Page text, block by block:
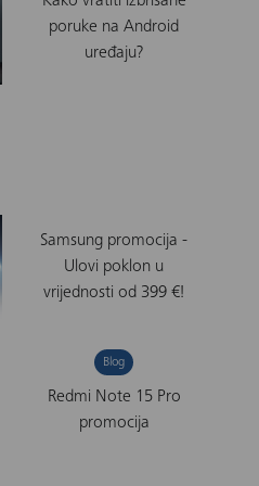
poruke na Android
uređaju?
Samsung promocija -
Ulovi poklon u
vrijednosti od 399 €!
Blog
Redmi Note 15 Pro
promocija